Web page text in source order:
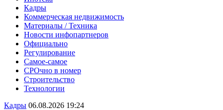
Кадры
Коммерческая недвижимость
Материалы / Техника
Новости инфопартнеров
Официально
Регулирование
Самое-самое
СРОчно в номер
Строительство
Технологии
Кадры 06.08.2026 19:24